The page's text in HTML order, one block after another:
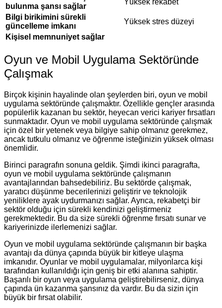
bulunma şansı sağlar
Yüksek rekabet
Bilgi birikimini sürekli
güncelleme imkanı
Yüksek stres düzeyi
Kişisel memnuniyet sağlar
Oyun ve Mobil Uygulama Sektöründe
Çalışmak
Birçok kişinin hayalinde olan şeylerden biri, oyun ve mobil
uygulama sektöründe çalışmaktır. Özellikle gençler arasında
popülerlik kazanan bu sektör, heyecan verici kariyer fırsatları
sunmaktadır. Oyun ve mobil uygulama sektöründe çalışmak
için özel bir yetenek veya bilgiye sahip olmanız gerekmez,
ancak tutkulu olmanız ve öğrenme isteğinizin yüksek olması
önemlidir.
Birinci paragrafın sonuna geldik. Şimdi ikinci paragrafta,
oyun ve mobil uygulama sektöründe çalışmanın
avantajlarından bahsedebiliriz. Bu sektörde çalışmak,
yaratıcı düşünme becerilerinizi geliştirir ve teknolojik
yeniliklere ayak uydurmanızı sağlar. Ayrıca, rekabetçi bir
sektör olduğu için sürekli kendinizi geliştirmeniz
gerekmektedir. Bu da size sürekli öğrenme fırsatı sunar ve
kariyerinizde ilerlemenizi sağlar.
Oyun ve mobil uygulama sektöründe çalışmanın bir başka
avantajı da dünya çapında büyük bir kitleye ulaşma
imkanıdır. Oyunlar ve mobil uygulamalar, milyonlarca kişi
tarafından kullanıldığı için geniş bir etki alanına sahiptir.
Başarılı bir oyun veya uygulama geliştirebilirseniz, dünya
çapında ün kazanma şansınız da vardır. Bu da sizin için
büyük bir fırsat olabilir.